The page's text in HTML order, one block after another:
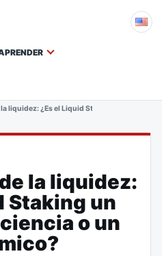
la liquidez: ¿Es el Liquid Staking un motor de
la liquidez:
Staking un
o un